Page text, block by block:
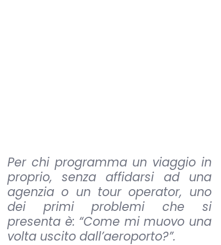
Per chi programma un viaggio in
proprio, senza affidarsi ad una
agenzia o un tour operator, uno
dei primi problemi che si
presenta è: “Come mi muovo una
volta uscito dall’aeroporto?”.